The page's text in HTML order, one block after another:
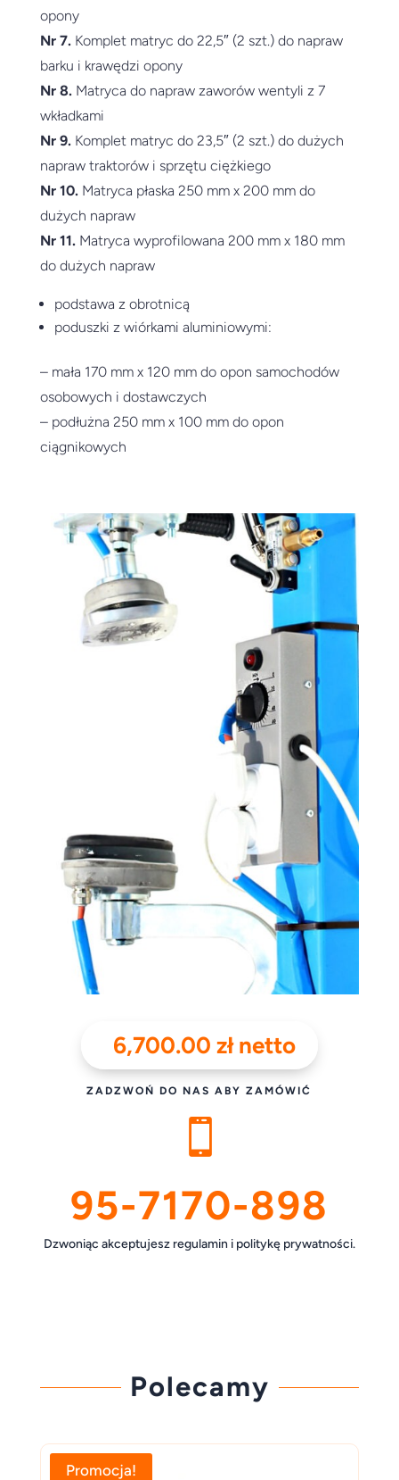
opony
Nr 7.Komplet matryc do 22,5″ (2 szt.) do napraw
barku i krawędzi opony
Nr 8.Matryca do napraw zaworów wentyli z 7
wkładkami
Nr 9.Komplet matryc do 23,5″ (2 szt.) do dużych
napraw traktorów i sprzętu ciężkiego
Nr 10.Matryca płaska 250 mm x 200 mm do
dużych napraw
Nr 11.Matryca wyprofilowana 200 mm x 180 mm
do dużych napraw
podstawa z obrotnicą
poduszki z wiórkami aluminiowymi:
– mała 170 mm x 120 mm do opon samochodów
osobowych i dostawczych
– podłużna 250 mm x 100 mm do opon
ciągnikowych
6,700.00zł netto
ZADZWOŃ DO NAS ABY ZAMÓWIĆ

95-7170-898
Dzwoniąc akceptujesz regulamin i politykę prywatności.
Polecamy
Promocja!